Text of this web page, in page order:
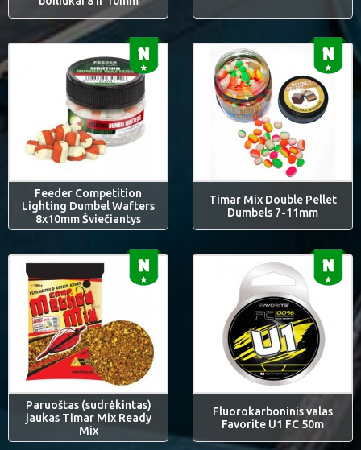
Feeder Competition
Lighting Dumbel Wafters
8x10mm Šviečiantys
Timar Mix Double Pellet
Dumbels 7-11mm
Paruoštas (sudrėkintas)
jaukas Timar Mix Ready
Mix
Fluorokarboninis valas
Favorite U1 FC 50m